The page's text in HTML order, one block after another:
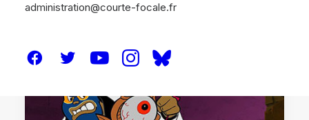
administration@courte-focale.fr